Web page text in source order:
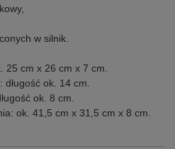
w silnik.
25 cm x 26 cm x 7 cm.
ok. 14 cm.
ok. 8 cm.
ok. 41,5 cm x 31,5 cm x 8 cm.